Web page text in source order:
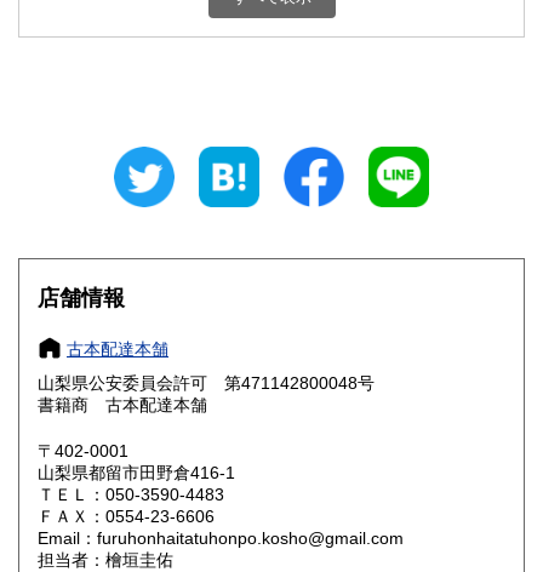
800円 三重県
大阪府
奈良県
鳥取県 800円 島根県
岡山県
山口県 800円
香川県 800円 愛媛県
店舗情報
古本配達本舗
山梨県公安委員会許可 第471142800048号
書籍商 古本配達本舗
〒402-0001
山梨県都留市田野倉416-1
ＴＥＬ：050-3590-4483
ＦＡＸ：0554-23-6606
Email：furuhonhaitatuhonpo.kosho@gmail.com
担当者：檜垣圭佑